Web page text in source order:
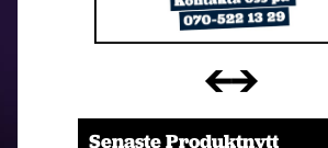
Senaste Produktnytt